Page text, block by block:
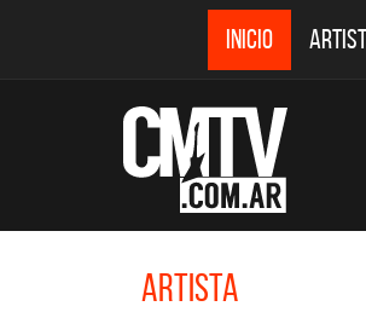
INICIO
Artista